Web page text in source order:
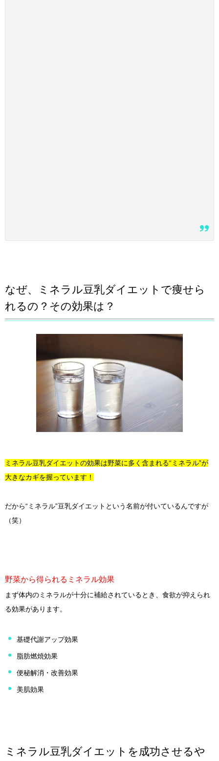
なぜ、ミネラル豆乳ダイエットで痩せら
れるの？その効果は？
ミネラル豆乳ダイエットの効果は野菜に多く含まれる“ミネラル”が
大きなカギを握っています！
だから“ミネラル”豆乳ダイエットという名前が付いているんですが
（笑）
野菜から得られるミネラル効果
まず体内のミネラルが十分に補給されているとき、食欲が抑えられ
る効果があります。
基礎代謝アップ効果
脂肪燃焼効果
便秘解消・改善効果
美肌効果
ミネラル豆乳ダイエットを成功させるや